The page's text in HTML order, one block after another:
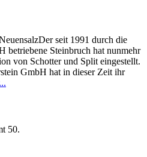
seit 1991 durch die
betriebene Steinbruch hat nunmehr
von Schotter und Split eingestellt.
GmbH hat in dieser Zeit ihr
50.